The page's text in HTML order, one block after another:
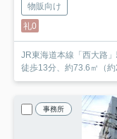
物販向け
礼0
JR東海道本線「西大路
徒歩13分、約73.6㎡（
事務所